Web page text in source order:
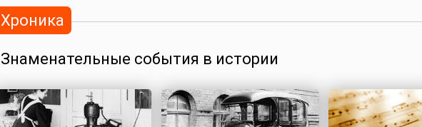
Хроника
Знаменательные события в истории